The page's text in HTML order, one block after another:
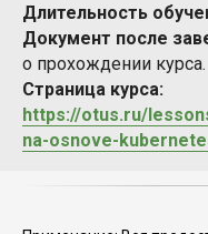
Длительность
Документ после
о прохождении курса.
Страница курса:
https://otus.ru/
na-osnove-